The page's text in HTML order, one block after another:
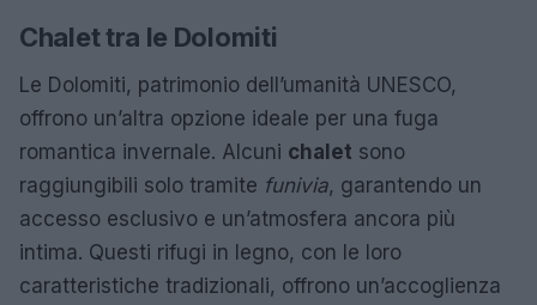
Chalet tra le Dolomiti
Le Dolomiti, patrimonio dell’umanità UNESCO,
offrono un’altra opzione ideale per una fuga
romantica invernale. Alcuni chalet sono
raggiungibili solo tramite funivia, garantendo un
accesso esclusivo e un’atmosfera ancora più
intima. Questi rifugi in legno, con le loro
caratteristiche tradizionali, offrono un’accoglienza